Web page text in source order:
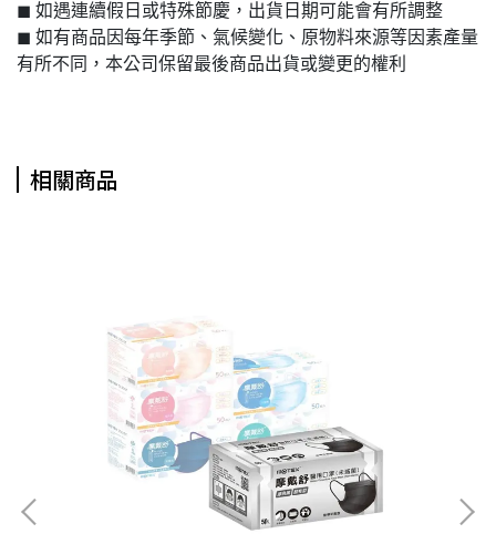
◼︎ 如遇連續假日或特殊節慶，出貨日期可能會有所調整
◼︎ 如有商品因每年季節、氣候變化、原物料來源等因素產量
有所不同，本公司保留最後商品出貨或變更的權利
相關商品